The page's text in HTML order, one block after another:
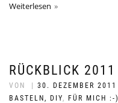
Weiterlesen
RÜCKBLICK 2011
VON 30. DEZEMBER 2011
BASTELN, DIY, FÜR MICH :-)